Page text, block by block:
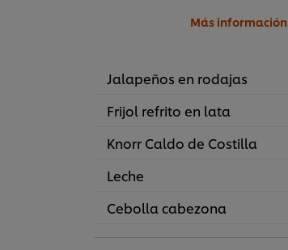
Más información
Jalapeños en rodajas
Frijol refrito en lata
Knorr Caldo de Costilla
Leche
Cebolla cabezona